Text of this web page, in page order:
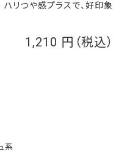
1,210
ハリつや感プラスで、好印象
系